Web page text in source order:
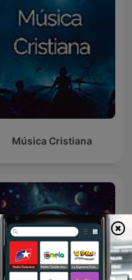
Música Cristiana